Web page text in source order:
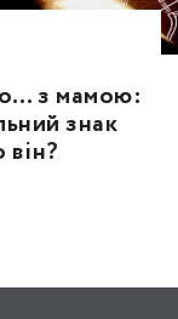
з мамою:
знак